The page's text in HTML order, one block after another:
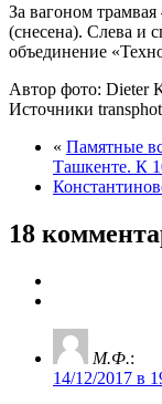
За вагоном
(снесена). Слева и
объединение
Автор фото: Dieter
Источники
« Памятные
Ташкенте. К
18
М.Ф.:
14/12/2017 в